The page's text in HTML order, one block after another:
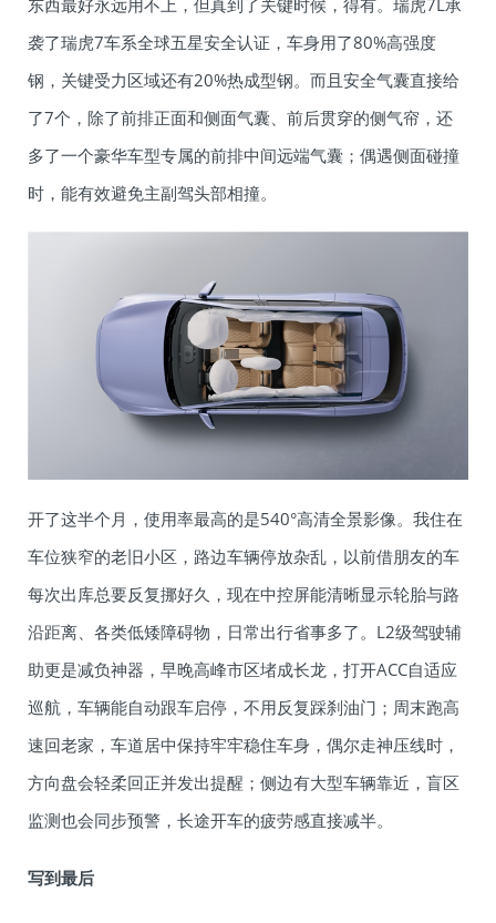
袭了瑞虎7车系全球五星安全认证，车身用了80%高强度
钢，关键受力区域还有20%热成型钢。而且安全气囊直接给
了7个，除了前排正面和侧面气囊、前后贯穿的侧气帘，还
多了一个豪华车型专属的前排中间远端气囊；偶遇侧面碰撞
时，能有效避免主副驾头部相撞。
开了这半个月，使用率最高的是540°高清全景影像。我住在
车位狭窄的老旧小区，路边车辆停放杂乱，以前借朋友的车
每次出库总要反复挪好久，现在中控屏能清晰显示轮胎与路
沿距离、各类低矮障碍物，日常出行省事多了。L2级驾驶辅
助更是减负神器，早晚高峰市区堵成长龙，打开ACC自适应
巡航，车辆能自动跟车启停，不用反复踩刹油门；周末跑高
速回老家，车道居中保持牢牢稳住车身，偶尔走神压线时，
方向盘会轻柔回正并发出提醒；侧边有大型车辆靠近，盲区
监测也会同步预警，长途开车的疲劳感直接减半。
写到最后